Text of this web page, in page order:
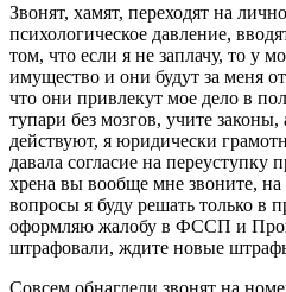
Звонят, хамят, переходят на
психологическое давление,
том, что если я не заплачу, то у
имущество и они будут за меня
что они привлекут мое дело в
тупари без мозгов, учите
действуют, я юридически
давала согласие на переуступку
хрена вы вообще мне звоните,
вопросы я буду решать только в
оформляю жалобу в ФССП и
штрафовали, ждите новые
Совсем обнаглели,звонят на